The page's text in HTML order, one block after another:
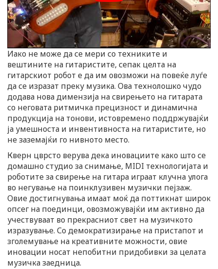
Иако не може да се мери со техниките и
вештините на гитаристите, сепак целта на
гитарскиот робот е да им овозможи на повеќе луѓе
да се изразат преку музика. Ова технолошко чудо
додава нова димензија на свирењето на гитарата
со неговата ритмичка прецизност и динамична
продукција на тонови, истовремено поддржувајќи
ја умешноста и инвентивноста на гитаристите, но
не заземајќи го нивното место.
Кверн цврсто верува дека иновациите како што се
домашно студио за снимање, MIDI технологијата и
роботите за свирење на гитара играат клучна улога
во негување на поинклузивен музички пејзаж.
Овие достигнувања имаат моќ да поттикнат широк
опсег на поединци, овозможувајќи им активно да
учествуваат во прекрасниот свет на музичкото
изразување. Со демократизирање на пристапот и
зголемување на креативните можности, овие
иновации носат непобитни придобивки за целата
музичка заедница.